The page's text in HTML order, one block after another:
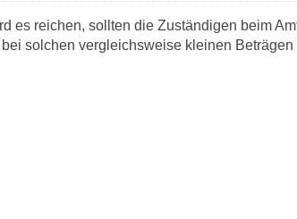
es reichen, sollten die Zuständigen beim
solchen vergleichsweise kleinen